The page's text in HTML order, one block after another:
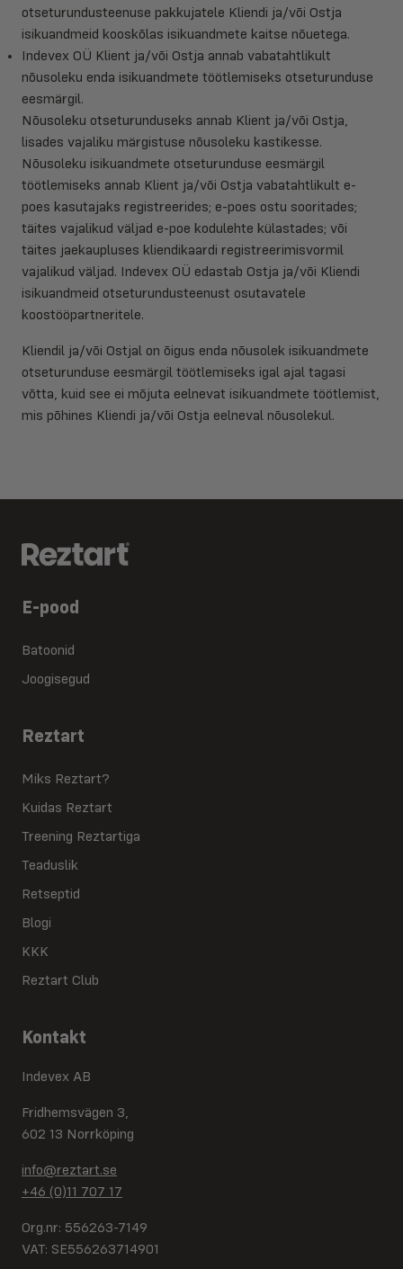
otseturundusteenuse pakkujatele Kliendi ja/või Ostja
isikuandmeid kooskõlas isikuandmete kaitse nõuetega.
Indevex OÜ Klient ja/või Ostja annab vabatahtlikult
nõusoleku enda isikuandmete töötlemiseks otseturunduse
eesmärgil.
Nõusoleku otseturunduseks annab Klient ja/või Ostja,
lisades vajaliku märgistuse nõusoleku kastikesse.
Nõusoleku isikuandmete otseturunduse eesmärgil
töötlemiseks annab Klient ja/või Ostja vabatahtlikult e-
poes kasutajaks registreerides; e-poes ostu sooritades;
täites vajalikud väljad e-poe kodulehte külastades; või
täites jaekaupluses kliendikaardi registreerimisvormil
vajalikud väljad. Indevex OÜ edastab Ostja ja/või Kliendi
isikuandmeid otseturundusteenust osutavatele
koostööpartneritele.
Kliendil ja/või Ostjal on õigus enda nõusolek isikuandmete
otseturunduse eesmärgil töötlemiseks igal ajal tagasi
võtta, kuid see ei mõjuta eelnevat isikuandmete töötlemist,
mis põhines Kliendi ja/või Ostja eelneval nõusolekul.
E-pood
Batoonid
Joogisegud
Reztart
Miks Reztart?
Kuidas Reztart
Treening Reztartiga
Teaduslik
Retseptid
Blogi
KKK
Reztart Club
Kontakt
Indevex AB
Fridhemsvägen 3,
602 13 Norrköping
info@reztart.se
+46 (0)11 707 17
Org.nr: 556263-7149
VAT: SE556263714901